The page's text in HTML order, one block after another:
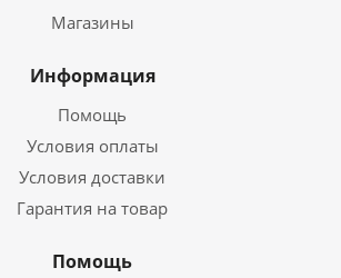
Магазины
Информация
Помощь
Условия оплаты
Условия доставки
Гарантия на товар
Помощь